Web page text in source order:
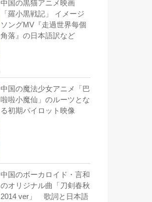
中国の黒猫アニメ映画
「羅小黒戦記」 イメージ
ソングMV『走過世界每個
角落』の日本語訳など
中国の魔法少女アニメ「巴
啦啦小魔仙」のルーツとな
る初期パイロット映像
中国のボーカロイド・言和
のオリジナル曲「刀剣春秋
2014 ver」 歌詞と日本語